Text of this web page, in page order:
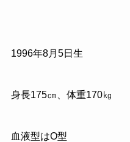
1996年8月 5日生
身長175㎝、体重170㎏
血液型はO型